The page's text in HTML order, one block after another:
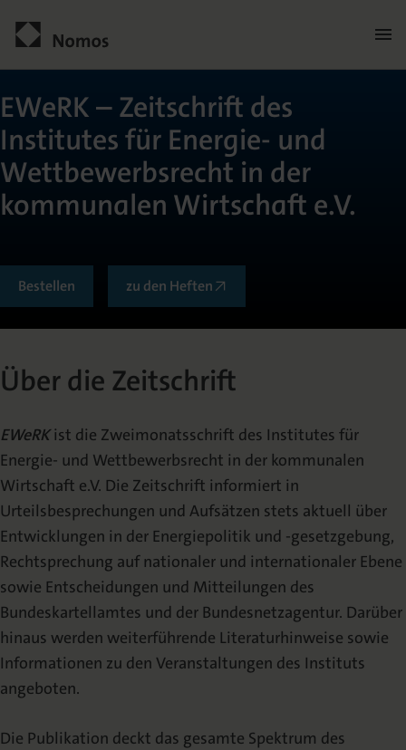
Allgemein
Über die Zeitschrift
Herausgeber | Geschäftsführer
Redaktion
Veröffentlichen
Urheberrecht
Mediadaten
EWeRK – Zeitschrift des
Institutes für Energie- und
Wettbewerbsrecht in der
kommunalen Wirtschaft e.V.
Bestellen zu den Heften
Über die Zeitschrift
EWeRKist die Zweimonatsschrift des Institutes für
Energie- und Wettbewerbsrecht in der kommunalen
Wirtschaft e.V. Die Zeitschrift informiert in
Urteilsbesprechungen und Aufsätzen stets aktuell über
Entwicklungen in der Energiepolitik und -gesetzgebung,
Rechtsprechung auf nationaler und internationaler Ebene
sowie Entscheidungen und Mitteilungen des
Bundeskartellamtes und der Bundesnetzagentur. Darüber
hinaus werden weiterführende Literaturhinweise sowie
Informationen zu den Veranstaltungen des Instituts
angeboten.
Die Publikation deckt das gesamte Spektrum des